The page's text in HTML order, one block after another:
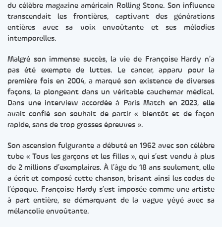
du célèbre magazine américain Rolling Stone. Son influence
transcendait les frontières, captivant des générations
entières avec sa voix envoûtante et ses mélodies
intemporelles.
Malgré son immense succès, la vie de Françoise Hardy n’a
pas été exempte de luttes. Le cancer, apparu pour la
première fois en 2004, a marqué son existence de diverses
façons, la plongeant dans un véritable cauchemar médical.
Dans une interview accordée à Paris Match en 2023, elle
avait confié son souhait de partir « bientôt et de façon
rapide, sans de trop grosses épreuves ».
Son ascension fulgurante a débuté en 1962 avec son célèbre
tube « Tous les garçons et les filles », qui s’est vendu à plus
de 2 millions d’exemplaires. À l’âge de 18 ans seulement, elle
a écrit et composé cette chanson, brisant ainsi les codes de
l’époque. Françoise Hardy s’est imposée comme une artiste
à part entière, se démarquant de la vague yéyé avec sa
mélancolie envoûtante.